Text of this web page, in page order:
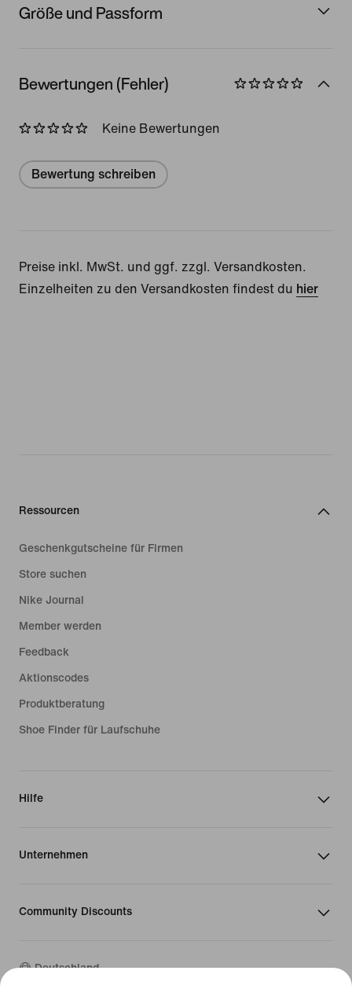
Größe und Passform
Bewertungen (Fehler)
Keine Bewertungen
Bewertung schreiben
Preise inkl. MwSt. und ggf. zzgl. Versandkosten.
Einzelheiten zu den Versandkosten findest du hier
Ressourcen
Geschenkgutscheine für Firmen
Store suchen
Nike Journal
Member werden
Feedback
Aktionscodes
Produktberatung
Shoe Finder für Laufschuhe
Hilfe
Unternehmen
Community Discounts
Deutschland